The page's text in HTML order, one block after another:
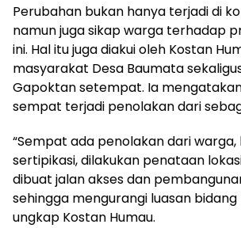
Perubahan bukan hanya terjadi di
namun juga sikap warga terhadap
ini. Hal itu juga diakui oleh Kostan
masyarakat Desa Baumata
Gapoktan setempat. Ia
sempat terjadi penolakan dari
“Sempat ada penolakan dari
sertipikasi, dilakukan penataan
dibuat jalan akses dan
sehingga mengurangi luasan bidang
ungkap Kostan Humau.